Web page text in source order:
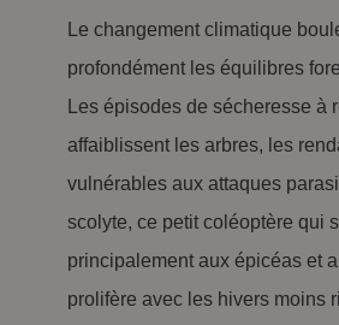
Le changement climatique
profondément les équilibres
Les épisodes de sécheresse à
affaiblissent les arbres, les
vulnérables aux attaques
scolyte, ce petit coléoptère qui
principalement aux épicéas et
prolifère avec les hivers moins